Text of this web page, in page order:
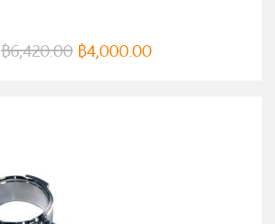
฿6,420.00 ฿4,000.00